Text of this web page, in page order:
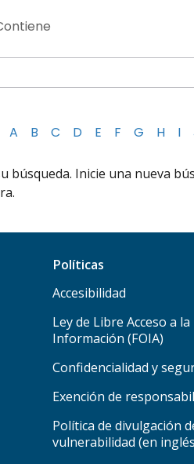
A B C D E F G H I
búsqueda. Inicie una nueva
Políticas
Accesibilidad
Ley de Libre Acceso a la
Información (FOIA)
Confidencialidad y
Exención de
Política de divulgación
vulnerabilidad (en